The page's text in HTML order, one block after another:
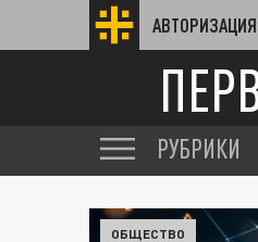
АВТОРИЗАЦИЯ
РУБРИКИ
ОБЩЕСТВО